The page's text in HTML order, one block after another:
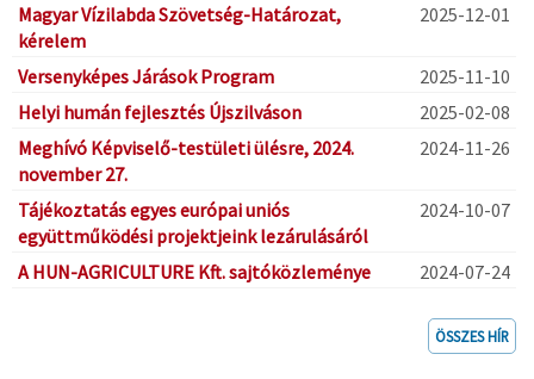
Magyar Vízilabda Szövetség-Határozat,
kérelem
2025-12-01
Versenyképes Járások Program
2025-11-10
Helyi humán fejlesztés Újszilváson
2025-02-08
Meghívó Képviselő-testületi ülésre, 2024.
november 27.
2024-11-26
Tájékoztatás egyes európai uniós
együttműködési projektjeink lezárulásáról
2024-10-07
A HUN-AGRICULTURE Kft. sajtóközleménye 2024-07-24
ÖSSZES HÍR